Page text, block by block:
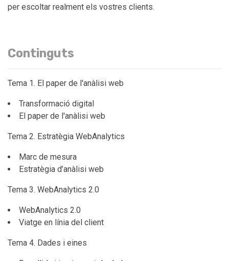
per escoltar realment els vostres clients.
Continguts
Tema 1. El paper de l'anàlisi web
Transformació digital
El paper de l'anàlisi web
Tema 2. Estratègia WebAnalytics
Marc de mesura
Estratègia d’anàlisi web
Tema 3. WebAnalytics 2.0
WebAnalytics 2.0
Viatge en línia del client
Tema 4. Dades i eines